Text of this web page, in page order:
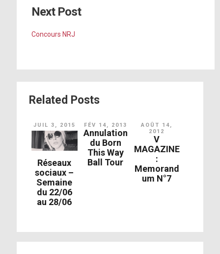
Next Post
Concours NRJ
Related Posts
JUIL 3, 2015
Réseaux
sociaux –
Semaine
du 22/06
au 28/06
FÉV 14, 2013
Annulation
du Born
This Way
Ball Tour
AOÛT 14,
2012
V
MAGAZINE
:
Memorand
um N°7